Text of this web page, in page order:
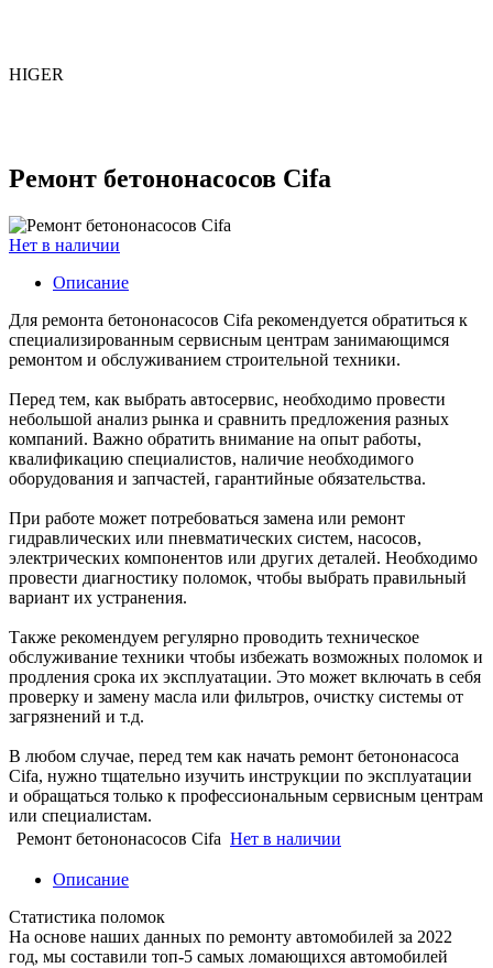
HIGER
Ремонт бетононасосов Cifa
Нет в наличии
Описание
Для ремонта бетононасосов Cifa рекомендуется обратиться к
специализированным сервисным центрам занимающимся
ремонтом и обслуживанием строительной техники.
Перед тем, как выбрать автосервис, необходимо провести
небольшой анализ рынка и сравнить предложения разных
компаний. Важно обратить внимание на опыт работы,
квалификацию специалистов, наличие необходимого
оборудования и запчастей, гарантийные обязательства.
При работе может потребоваться замена или ремонт
гидравлических или пневматических систем, насосов,
электрических компонентов или других деталей. Необходимо
провести диагностику поломок, чтобы выбрать правильный
вариант их устранения.
Также рекомендуем регулярно проводить техническое
обслуживание техники чтобы избежать возможных поломок и
продления срока их эксплуатации. Это может включать в себя
проверку и замену масла или фильтров, очистку системы от
загрязнений и т.д.
В любом случае, перед тем как начать ремонт бетононасоса
Cifa, нужно тщательно изучить инструкции по эксплуатации
и обращаться только к профессиональным сервисным центрам
или специалистам.
Ремонт бетононасосов Cifa Нет в наличии
Описание
Статистика поломок
На основе наших данных по ремонту автомобилей за 2022
год, мы составили топ-5 самых ломающихся автомобилей